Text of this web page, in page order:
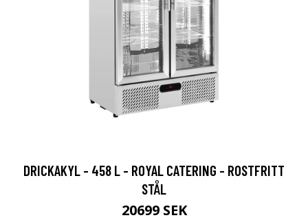
DRICKAKYL - 458 L - ROYAL CATERING - ROSTFRITT
STÅL
20699 SEK